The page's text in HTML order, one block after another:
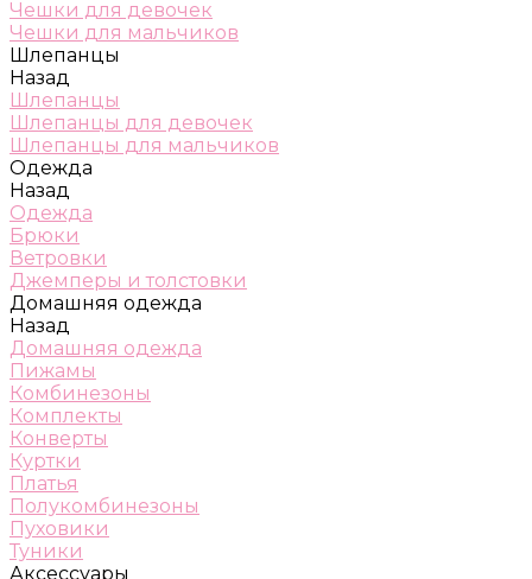
Чешки для девочек
Чешки для мальчиков
Шлепанцы
Назад
Шлепанцы
Шлепанцы для девочек
Шлепанцы для мальчиков
Одежда
Назад
Одежда
Брюки
Ветровки
Джемперы и толстовки
Домашняя одежда
Назад
Домашняя одежда
Пижамы
Комбинезоны
Комплекты
Конверты
Куртки
Платья
Полукомбинезоны
Пуховики
Туники
Аксессуары